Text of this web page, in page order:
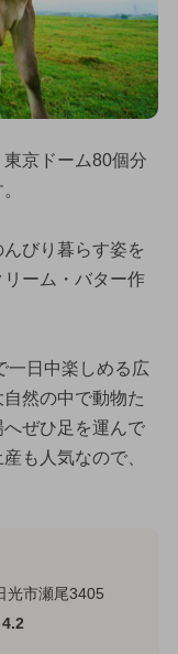
京ドーム80個分
びり暮らす姿を
ーム・バター作
一日中楽しめる広
然の中で動物た
ぜひ足を運んで
も人気なので、
光市瀬尾3405
4.2